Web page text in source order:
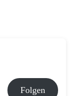
Folgen